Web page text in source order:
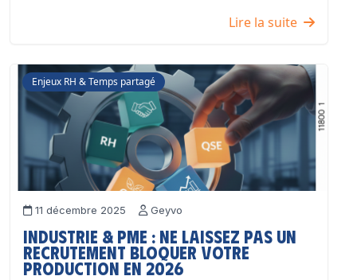
Lire la suite
Enjeux RH & Temps partagé
11 décembre 2025 Geyvo
Industrie & PME : ne laissez pas un
recrutement bloquer votre
production en 2026